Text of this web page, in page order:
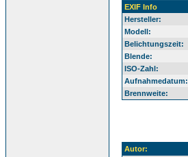
EXIF Info
Hersteller:
Modell:
Belichtungszeit:
Blende:
ISO-Zahl:
Aufnahmedatum:
Brennweite:
Autor: